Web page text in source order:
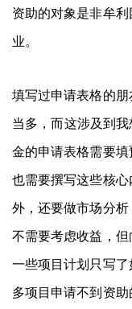
资助的对象是非牟
业。
填写过申请表格的
当多，而这涉及到
金的申请表格需要
也需要撰写这些核
外，还要做市场分
不需要考虑收益，
一些项目计划只写
多项目申请不到资